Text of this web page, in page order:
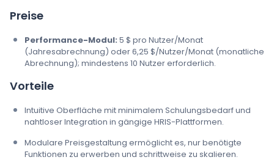
Preise
Performance-Modul: 5 $ pro Nutzer/Monat
(Jahresabrechnung) oder 6,25 $/Nutzer/Monat (monatliche
Abrechnung); mindestens 10 Nutzer erforderlich.
Vorteile
Intuitive Oberfläche mit minimalem Schulungsbedarf und
nahtloser Integration in gängige HRIS-Plattformen.
Modulare Preisgestaltung ermöglicht es, nur benötigte
Funktionen zu erwerben und schrittweise zu skalieren.